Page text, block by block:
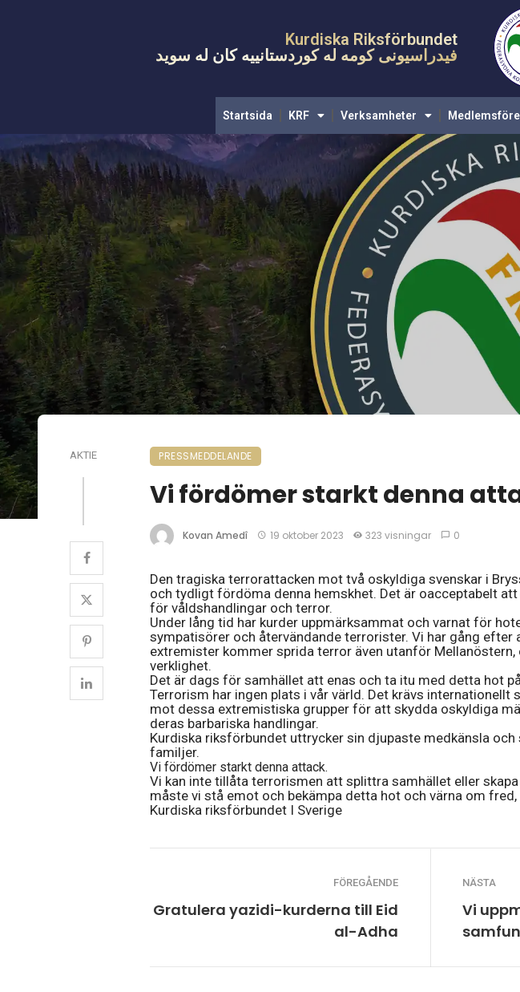
KRF
Kurdiska Riksförbundet
فیدراسیونی کومه له کوردستانییه کان له سويد
Startsida KRF Verksamheter
AKTIE PRESSMEDDELANDE
Vi fördömer starkt denna
Kovan Amedî 19 oktober 2023 323 visningar 0
Den tragiska terrorattacken mot två oskyldiga svenskar i
och tydligt fördöma denna hemskhet. Det är oacceptabelt
för våldshandlingar och terror.
Under lång tid har kurder uppmärksammat och varnat för
sympatisörer och återvändande terrorister. Vi har gång efter
extremister kommer sprida terror även utanför
verklighet.
Det är dags för samhället att enas och ta itu med detta hot
Terrorism har ingen plats i vår värld. Det krävs internationellt
mot dessa extremistiska grupper för att skydda oskyldiga
deras barbariska handlingar.
Kurdiska riksförbundet uttrycker sin djupaste medkänsla
familjer.
Vi fördömer starkt denna attack.
Vi kan inte tillåta terrorismen att splittra samhället eller
måste vi stå emot och bekämpa detta hot och värna om
Kurdiska riksförbundet I Sverige
FÖREGÅENDE
Gratulera yazidi-kurderna till Eid
al-Adha
NÄSTA
Vi